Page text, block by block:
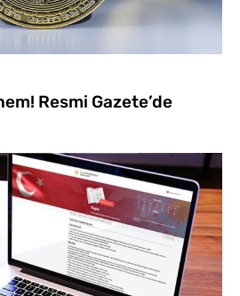
Resmi Gazete’de